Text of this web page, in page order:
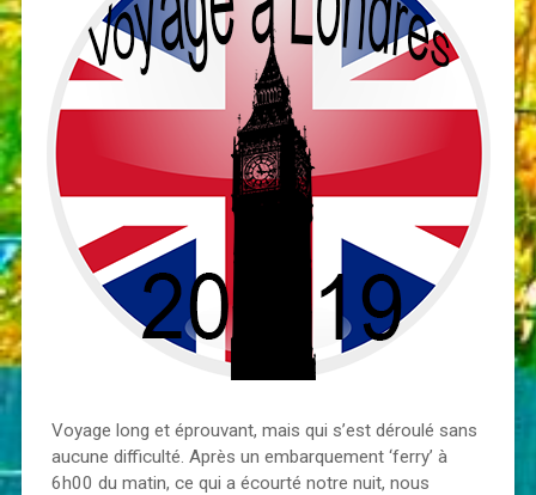
Voyage long et éprouvant, mais qui s’est déroulé sans
aucune difficulté. Après un embarquement ‘ferry’ à
6h00 du matin, ce qui a écourté notre nuit, nous